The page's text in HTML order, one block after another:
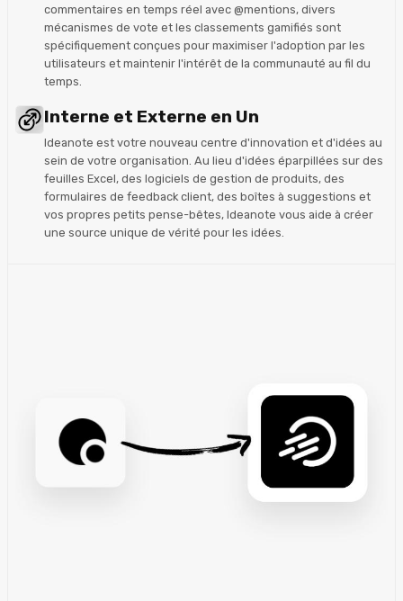
commentaires en temps réel avec @mentions, divers
mécanismes de vote et les classements gamifiés sont
spécifiquement conçues pour maximiser l'adoption par les
utilisateurs et maintenir l'intérêt de la communauté au fil du
temps.
Interne et Externe en Un
Ideanote est votre nouveau centre d'innovation et d'idées au
sein de votre organisation. Au lieu d'idées éparpillées sur des
feuilles Excel, des logiciels de gestion de produits, des
formulaires de feedback client, des boîtes à suggestions et
vos propres petits pense-bêtes, Ideanote vous aide à créer
une source unique de vérité pour les idées.